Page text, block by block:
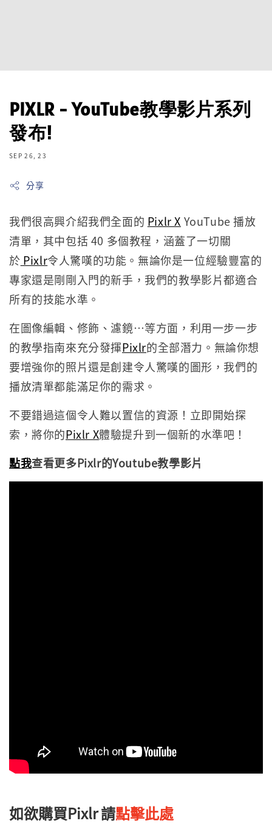
PIXLR - YouTube教學影片系列
發布!
SEP 26, 23
分享
我們很高興介紹我們全面的 Pixlr X YouTube 播放
清單，其中包括 40 多個教程，涵蓋了一切關
於 Pixlr令人驚嘆的功能。無論你是一位經驗豐富的
專家還是剛剛入門的新手，我們的教學影片都適合
所有的技能水準。
在圖像編輯、修飾、濾鏡…等方面，利用一步一步
的教學指南來充分發揮Pixlr的全部潛力。無論你想
要增強你的照片還是創建令人驚嘆的圖形，我們的
播放清單都能滿足你的需求。
不要錯過這個令人難以置信的資源！立即開始探
索，將你的Pixlr X體驗提升到一個新的水準吧！
點我查看更多Pixlr的Youtube教學影片
如欲購買Pixlr 請點擊此處